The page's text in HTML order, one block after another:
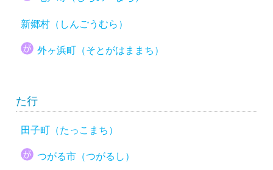
新郷村（しんごうむら）
外ヶ浜町（そとがはままち）
た行
田子町（たっこまち）
つがる市（つがるし）